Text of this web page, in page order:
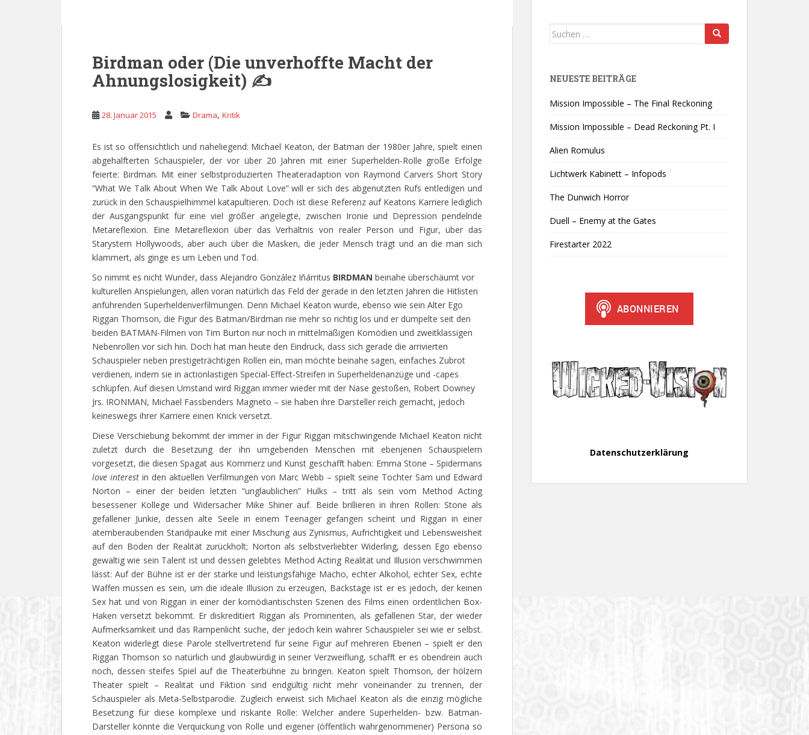
Birdman oder (Die unverhoffte Macht der
Ahnungslosigkeit) ✍
28. Januar 2015 Drama, Kritik
Es ist so offensichtlich und naheliegend: Michael Keaton, der Batman der 1980er Jahre, spielt einen
abgehalfterten Schauspieler, der vor über 20 Jahren mit einer Superhelden-Rolle große Erfolge
feierte: Birdman. Mit einer selbstproduzierten Theateradaption von Raymond Carvers Short Story
“What We Talk About When We Talk About Love” will er sich des abgenutzten Rufs entledigen und
zurück in den Schauspielhimmel katapultieren. Doch ist diese Referenz auf Keatons Karriere lediglich
der Ausgangspunkt für eine viel größer angelegte, zwischen Ironie und Depression pendelnde
Metareflexion. Eine Metareflexion über das Verhältnis von realer Person und Figur, über das
Starystem Hollywoods, aber auch über die Masken, die jeder Mensch trägt und an die man sich
klammert, als ginge es um Leben und Tod.
So nimmt es nicht Wunder, dass Alejandro González Iñárritus BIRDMAN beinahe überschäumt vor
kulturellen Anspielungen, allen voran natürlich das Feld der gerade in den letzten Jahren die Hitlisten
anführenden Superheldenverfilmungen. Denn Michael Keaton wurde, ebenso wie sein Alter Ego
Riggan Thomson, die Figur des Batman/Birdman nie mehr so richtig los und er dümpelte seit den
beiden BATMAN-Filmen von Tim Burton nur noch in mittelmäßigen Komödien und zweitklassigen
Nebenrollen vor sich hin. Doch hat man heute den Eindruck, dass sich gerade die arrivierten
Schauspieler neben prestigeträchtigen Rollen ein, man möchte beinahe sagen, einfaches Zubrot
verdienen, indem sie in actionlastigen Special-Effect-Streifen in Superheldenanzüge und -capes
schlüpfen. Auf diesen Umstand wird Riggan immer wieder mit der Nase gestoßen, Robert Downey
Jrs. IRONMAN, Michael Fassbenders Magneto – sie haben ihre Darsteller reich gemacht, jedoch
keineswegs ihrer Karriere einen Knick versetzt.
Diese Verschiebung bekommt der immer in der Figur Riggan mitschwingende Michael Keaton nicht
zuletzt durch die Besetzung der ihn umgebenden Menschen mit ebenjenen Schauspielern
vorgesetzt, die diesen Spagat aus Kommerz und Kunst geschafft haben: Emma Stone – Spidermans
love interest in den aktuellen Verfilmungen von Marc Webb – spielt seine Tochter Sam und Edward
Norton – einer der beiden letzten “unglaublichen” Hulks – tritt als sein vom Method Acting
besessener Kollege und Widersacher Mike Shiner auf. Beide brillieren in ihren Rollen: Stone als
gefallener Junkie, dessen alte Seele in einem Teenager gefangen scheint und Riggan in einer
atemberaubenden Standpauke mit einer Mischung aus Zynismus, Aufrichtigkeit und Lebensweisheit
auf den Boden der Realität zurückholt; Norton als selbstverliebter Widerling, dessen Ego ebenso
gewaltig wie sein Talent ist und dessen gelebtes Method Acting Realität und Illusion verschwimmen
lässt: Auf der Bühne ist er der starke und leistungsfähige Macho, echter Alkohol, echter Sex, echte
Waffen müssen es sein, um die ideale Illusion zu erzeugen, Backstage ist er es jedoch, der keinen
Sex hat und von Riggan in einer der komödiantischsten Szenen des Films einen ordentlichen Box-
Haken versetzt bekommt. Er diskreditiert Riggan als Prominenten, als gefallenen Star, der wieder
Aufmerksamkeit und das Rampenlicht suche, der jedoch kein wahrer Schauspieler sei wie er selbst.
Keaton widerlegt diese Parole stellvertretend für seine Figur auf mehreren Ebenen – spielt er den
Riggan Thomson so natürlich und glaubwürdig in seiner Verzweiflung, schafft er es obendrein auch
noch, dessen steifes Spiel auf die Theaterbühne zu bringen. Keaton spielt Thomson, der hölzern
Theater spielt – Realität und Fiktion sind endgültig nicht mehr voneinander zu trennen, der
Schauspieler als Meta-Selbstparodie. Zugleich erweist sich Michael Keaton als die einzig mögliche
Besetzung für diese komplexe und riskante Rolle: Welcher andere Superhelden- bzw. Batman-
Darsteller könnte die Verquickung von Rolle und eigener (öffentlich wahrgenommener) Persona so
Suchen
NEUESTE BEITRÄGE
Mission Impossible – The Final Reckoning
Mission Impossible – Dead Reckoning Pt. I
Alien Romulus
Lichtwerk Kabinett – Infopods
The Dunwich Horror
Duell – Enemy at the Gates
Firestarter 2022
Datenschutzerklärung